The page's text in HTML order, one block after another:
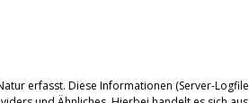
erfasst. Diese Informationen (Server-